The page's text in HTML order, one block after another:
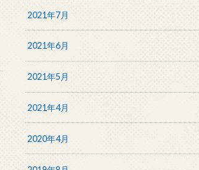
2021年7月
2021年6月
2021年5月
2021年4月
2020年4月